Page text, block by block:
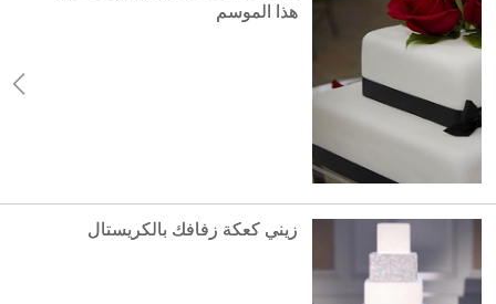
هذا الموسم
زيني كعكة زفافك بالكريستال